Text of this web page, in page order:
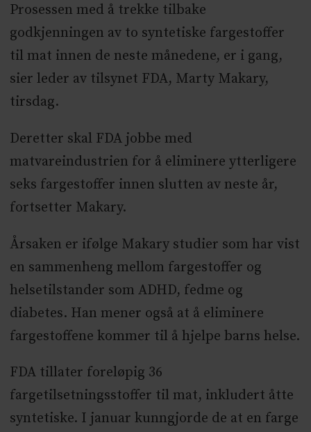
Prosessen med å trekke tilbake
godkjenningen av to syntetiske fargestoffer
til mat innen de neste månedene, er i gang,
sier leder av tilsynet FDA, Marty Makary,
tirsdag.
Deretter skal FDA jobbe med
matvareindustrien for å eliminere ytterligere
seks fargestoffer innen slutten av neste år,
fortsetter Makary.
Årsaken er ifølge Makary studier som har vist
en sammenheng mellom fargestoffer og
helsetilstander som ADHD, fedme og
diabetes. Han mener også at å eliminere
fargestoffene kommer til å hjelpe barns helse.
FDA tillater foreløpig 36
fargetilsetningsstoffer til mat, inkludert åtte
syntetiske. I januar kunngjorde de at en farge